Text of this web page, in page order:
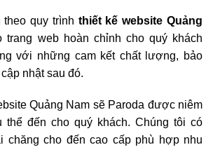
theo quy trình thiết kế website Quảng
trang web hoàn chỉnh cho quý khách
với những cam kết chất lượng, bảo
nhật sau đó.
Quảng Nam sẽ Paroda được niêm
thể đến cho quý khách. Chúng tôi có
chăng cho đến cao cấp phù hợp nhu